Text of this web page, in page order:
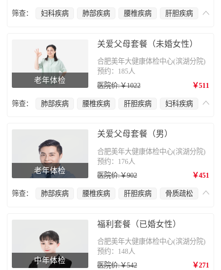
筛查： 妇科疾病 肺部疾病 腰椎疾病
肝胆疾病
老年体检
关爱父母套餐（未婚女性）
合肥美年大健康体检中心(滨湖分院)
预约：185人
医院价:￥1022
￥511
筛查： 肺部疾病 腰椎疾病 肝胆疾病
妇科疾病
老年体检
关爱父母套餐（男）
合肥美年大健康体检中心(滨湖分院)
预约：176人
医院价:￥902
￥451
筛查： 肺部疾病 腰椎疾病 肝胆疾病
骨质疏松
中年体检
福利套餐（已婚女性）
合肥美年大健康体检中心(滨湖分院)
预约：148人
医院价:￥542
￥271